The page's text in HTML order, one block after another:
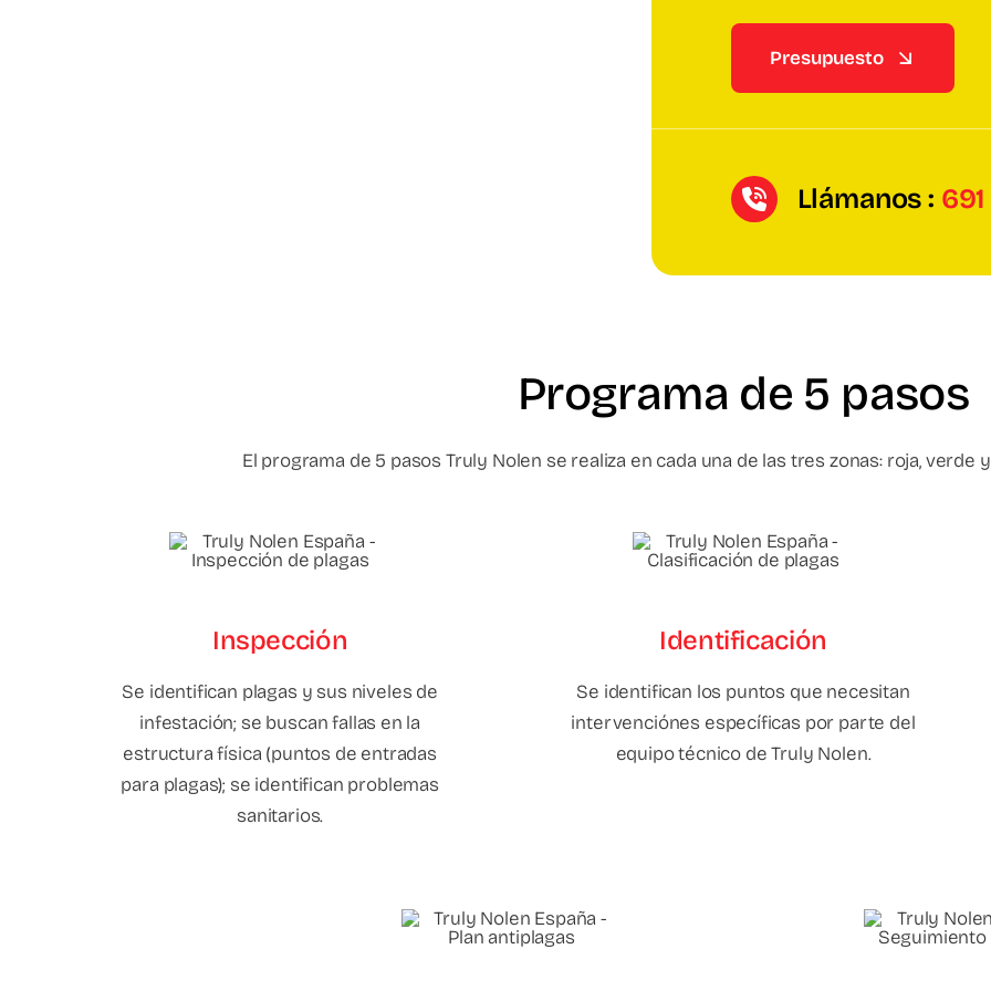
Presupuesto
Llámanos :
Programa de 5 pasos
El programa de 5 pasos Truly Nolen se realiza en cada una de las tres zonas: roja, verde
Inspección
Se identifican plagas y sus niveles de
infestación; se buscan fallas en la
estructura física (puntos de entradas
para plagas); se identifican problemas
sanitarios.
Identificación
Se identifican los puntos que necesitan
intervenciónes específicas por parte del
equipo técnico de Truly Nolen.